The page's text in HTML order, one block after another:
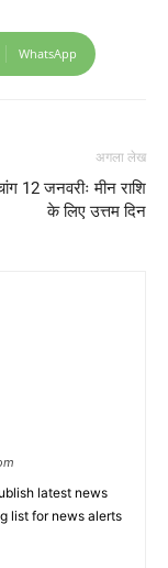
WhatsApp
अगला लेख
12 जनवरीः मीन राशि
के लिए उत्तम दिन
latest news
list for news alerts